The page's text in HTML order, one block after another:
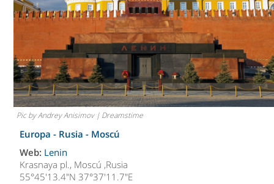
Pic by Andrey Anisimov | Dreamstime
Europa - Rusia - Moscú
Web: Lenin
Krasnaya pl., Moscú ,Rusia
55°45'13.4"N 37°37'11.7"E